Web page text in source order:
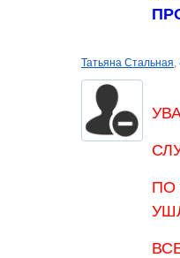
Татьяна Стальная,
ПО